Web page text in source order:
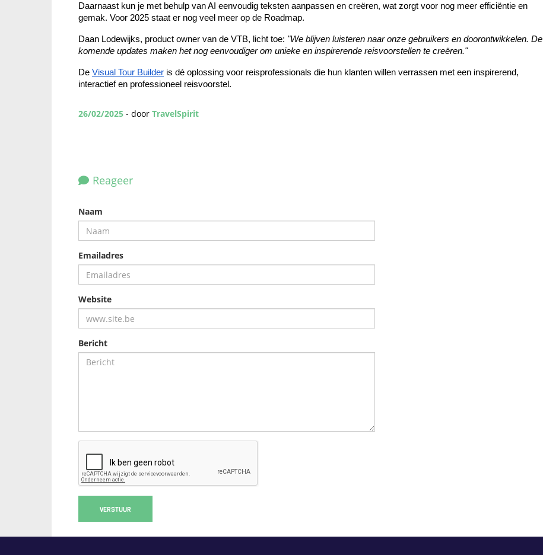
Daarnaast kun je met behulp van AI eenvoudig teksten aanpassen en creëren, wat zorgt voor nog meer efficiëntie en
gemak. Voor 2025 staat er nog veel meer op de Roadmap.
Daan Lodewijks, product owner van de VTB, licht toe: "We blijven luisteren naar onze gebruikers en doorontwikkelen. De
komende updates maken het nog eenvoudiger om unieke en inspirerende reisvoorstellen te creëren."
De Visual Tour Builder is dé oplossing voor reisprofessionals die hun klanten willen verrassen met een inspirerend,
interactief en professioneel reisvoorstel.
26/02/2025 - door TravelSpirit
Reageer
Naam
Emailadres
Website
Bericht
VERSTUUR